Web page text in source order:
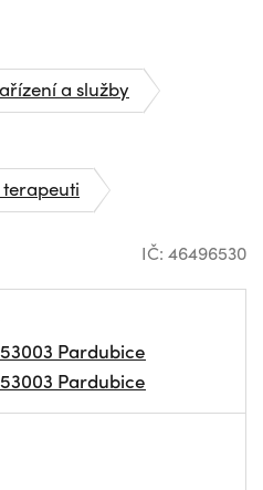
a služby
IČ: 46496530
Pardubice
Pardubice